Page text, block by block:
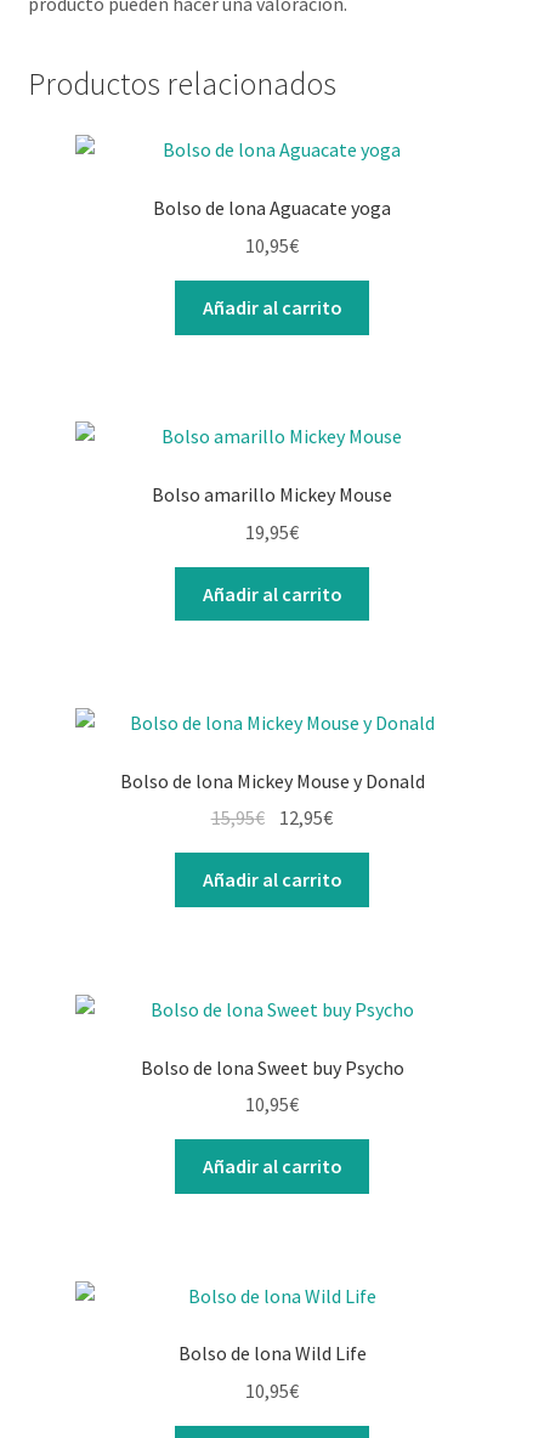
Productos relacionados
Bolso de lona Aguacate yoga
10,95€
Añadir al carrito
Bolso amarillo Mickey Mouse
19,95€
Añadir al carrito
Bolso de lona Mickey Mouse y Donald
15,95€ El
precio
original
era:
12,95€El
precio
actual
es:
Añadir al carrito
Bolso de lona Sweet buy Psycho
10,95€
Añadir al carrito
Bolso de lona Wild Life
10,95€